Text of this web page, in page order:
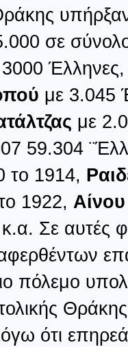
σε
3000
με 3.045
με
59.304
το 1914,
1922,
Σε αυτές
πόλεμο
ότι